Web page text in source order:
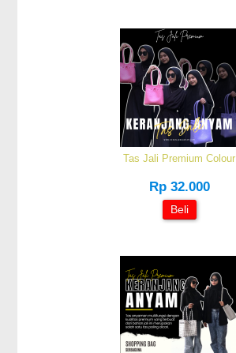
Tas Jali Premium Colour
Rp 32.000
Beli